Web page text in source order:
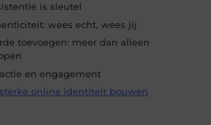
is sleutel
wees echt, wees jij
toevoegen: meer dan alleen
en engagement
online identiteit bouwen